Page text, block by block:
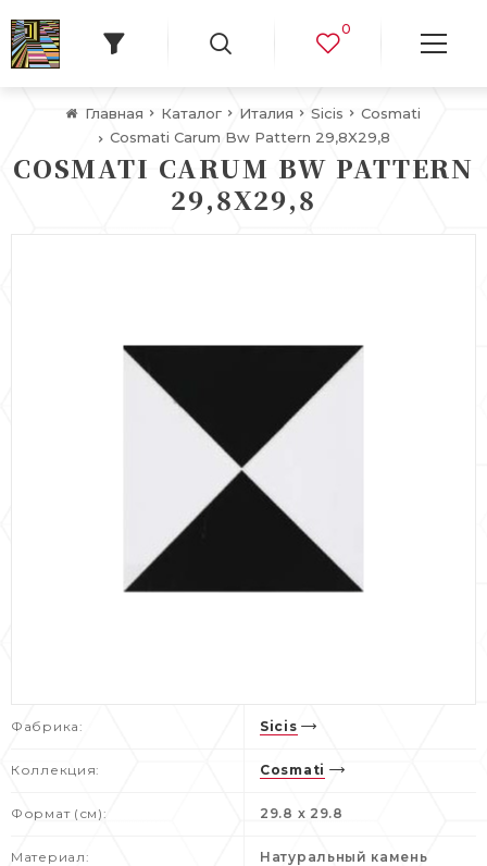
0
Главная Каталог Италия Sicis
Cosmati
Cosmati Carum Bw Pattern 29,8X29,8
COSMATI CARUM BW PATTERN
29,8X29,8
Фабрика: Sicis
Коллекция: Cosmati
Формат (см): 29.8 x 29.8
Материал: Натуральный камень